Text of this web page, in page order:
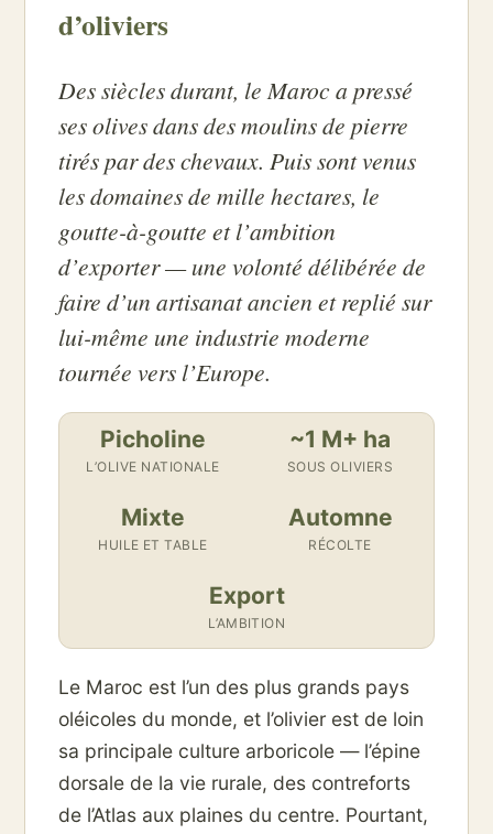
d’oliviers
Des siècles durant, le Maroc a pressé
ses olives dans des moulins de pierre
tirés par des chevaux. Puis sont venus
les domaines de mille hectares, le
goutte-à-goutte et l’ambition
d’exporter — une volonté délibérée de
faire d’un artisanat ancien et replié sur
lui-même une industrie moderne
tournée vers l’Europe.
Picholine
L’OLIVE NATIONALE
~1 M+ ha
SOUS OLIVIERS
Mixte
HUILE ET TABLE
Automne
RÉCOLTE
Export
L’AMBITION
Le Maroc est l’un des plus grands pays
oléicoles du monde, et l’olivier est de loin
sa principale culture arboricole — l’épine
dorsale de la vie rurale, des contreforts
de l’Atlas aux plaines du centre. Pourtant,